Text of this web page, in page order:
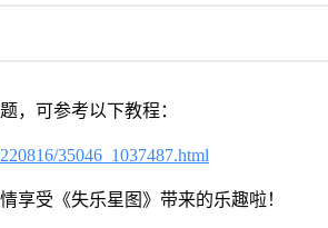
，可参考以下教程：
35046_1037487.html
享受《失乐星图》带来的乐趣啦！